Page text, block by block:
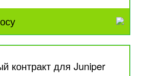
контракт для Juniper